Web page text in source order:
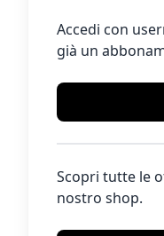
Accedi con
già un
Scopri tutte le
nostro shop.